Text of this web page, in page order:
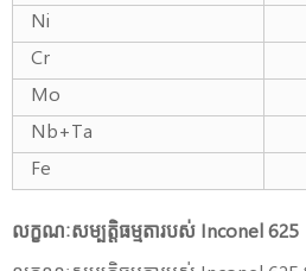
Ni
Cr
Mo
Nb+Ta
Fe
លក្ខណៈសម្បត្តិធម្មតារបស់ Inconel 625